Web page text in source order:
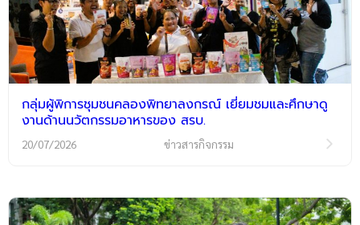
กลุ่มผู้พิการชุมชนคลองพิทยาลงกรณ์ เยี่ยมชมและศึกษาดู
งานด้านนวัตกรรมอาหารของ สรบ.
20/07/2026 ข่าวสารกิจกรรม